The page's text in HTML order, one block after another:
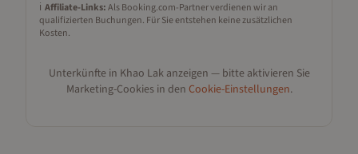
ℹ️ Affiliate-Links:Als Booking.com-Partner verdienen wir an
qualifizierten Buchungen. Für Sie entstehen keine zusätzlichen
Kosten.
Unterkünfte in Khao Lakanzeigen — bitte aktivieren Sie
Marketing-Cookies in den Cookie-Einstellungen.